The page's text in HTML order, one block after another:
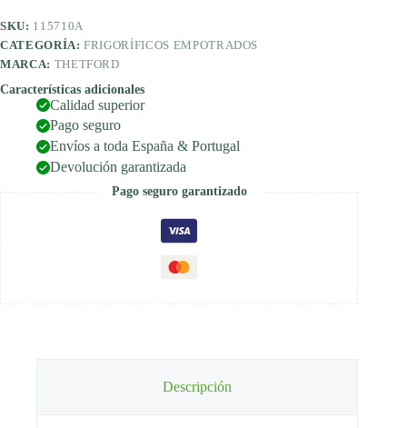
SKU: 115710A
CATEGORÍA:FRIGORÍFICOS EMPOTRADOS
MARCA: THETFORD
Características adicionales
Calidad superior
Pago seguro
Envíos a toda España & Portugal
Devolución garantizada
Pago seguro garantizado
Descripción